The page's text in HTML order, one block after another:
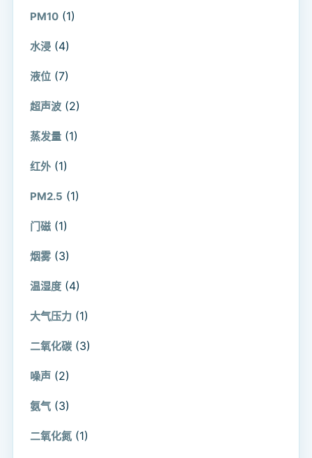
PM10 (1)
水浸 (4)
液位 (7)
超声波 (2)
蒸发量 (1)
红外 (1)
PM2.5 (1)
门磁 (1)
烟雾 (3)
温湿度 (4)
大气压力 (1)
二氧化碳 (3)
噪声 (2)
氨气 (3)
二氧化氮 (1)